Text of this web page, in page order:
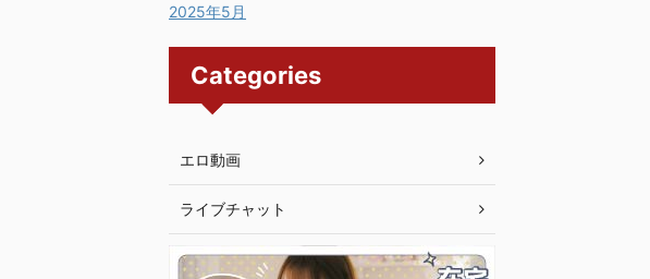
2025年5月
Categories
エロ動画
ライブチャット